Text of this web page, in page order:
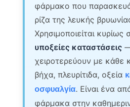
φάρμακο που
ρίζα της λευκής
Χρησιμοποιείται κυρίως
υποξείες καταστάσεις
χειροτερεύουν με κάθε
βήχα, πλευρίτιδα, οξεία
οσφυαλγία. Είναι ένα
φάρμακα στην